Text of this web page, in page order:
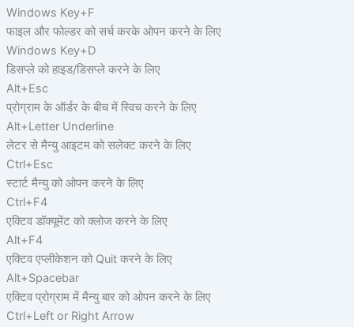
Windows Key+F
फाइल और फोल्डर को सर्च करके ओपन करने के लिए
Windows Key+D
डिसप्ले को हाइड/डिसप्ले करने के लिए
Alt+Esc
प्रोग्राम के ऑर्डर के बीच में स्विच करने के लिए
Alt+Letter Underline
लेटर से मैन्यु आइटम को सलेक्ट करने के लिए
Ctrl+Esc
स्टार्ट मैन्यु को ओपन करने के लिए
Ctrl+F4
एक्टिव डॉक्यूमेंट को क्लोज करने के लिए
Alt+F4
एक्टिव एप्लीकेशन को Quit करने के लिए
Alt+Spacebar
एक्टिव प्रोग्राम में मैन्यु बार को ओपन करने के लिए
Ctrl+Left or Right Arrow